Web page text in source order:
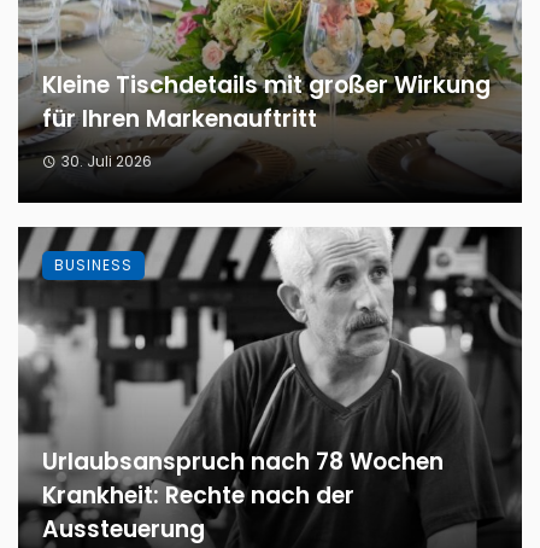
Kleine Tischdetails mit großer Wirkung
für Ihren Markenauftritt
30. Juli 2026
Urlaubsanspruch nach 78 Wochen
Krankheit: Rechte nach der
Aussteuerung
BUSINESS